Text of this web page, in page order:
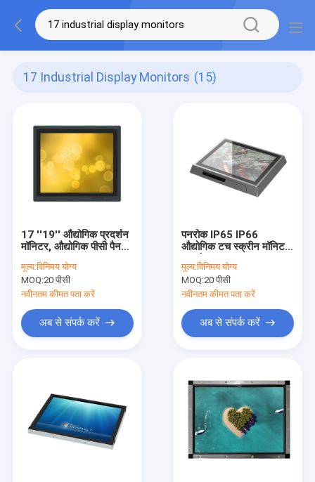
17 Industrial Display Monitors (15)
17 ''19'' औद्योगिक प्रदर्शन
मॉनिटर, औद्योगिक पीसी पैनल
350nits
मूल्य:विनिमय योग्य
MOQ:20 पीसी
नवीनतम कीमत पता करें
अब से संपर्क करें
पनरोक IP65 IP66
औद्योगिक टच स्क्रीन मॉनिटर
17 इंच
मूल्य:विनिमय योग्य
MOQ:20 पीसी
नवीनतम कीमत पता करें
अब से संपर्क करें